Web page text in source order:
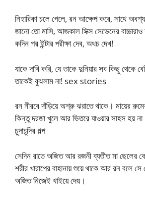
নিহারিকা চলে গেলে, রন আক্ষেপ করে, সাথে
জানো তো মাসি, আজকাল সিক্স সেভেনের
কদিন পর ইন্টার পরীক্ষা দেব, অথচ দেখ!
যাকে দাবি করি, যে তাকে দুনিয়ার সব কিছু থেকে
তাকেই বুঝলাম না! sex stories
রন নীরবে দাঁড়িয়ে অশ্রু ঝরাতে থাকে। মায়ের
কিন্তু দরজা খুলে আর ভিতরে যাওয়ার সাহস হয়
চুদাচুদির গল্প
সেদিন রাতে অজিত আর রজনী ব্যতীত মা ছেলের
শরীর খারাপের বাহানায় শুয়ে থাকে আর রন বলে
অজিত নিজেই খাইয়ে দেয়।